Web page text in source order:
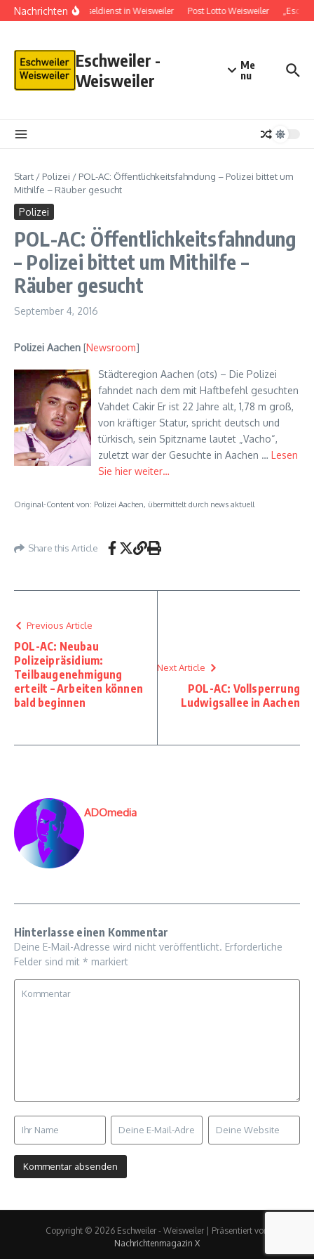
NachrichtenSchlüsseldienst in Weisweiler Post Lotto Weisweiler
Eschweiler -
Weisweiler
Me
nu
Start / Polizei / POL-AC: Öffentlichkeitsfahndung – Polizei bittet um
Mithilfe – Räuber gesucht
Polizei
POL-AC: Öffentlichkeitsfahndung
– Polizei bittet um Mithilfe –
Räuber gesucht
September 4, 2016
Polizei Aachen [Newsroom]
Städteregion Aachen (ots) – Die Polizei
fahndet nach dem mit Haftbefehl gesuchten
Vahdet Cakir Er ist 22 Jahre alt, 1,78 m groß,
von kräftiger Statur, spricht deutsch und
türkisch, sein Spitzname lautet „Vacho“,
zuletzt war der Gesuchte in Aachen … Lesen
Sie hier weiter…
Original-Content von: Polizei Aachen, übermittelt durch news aktuell
Share this Article
Previous Article
POL-AC: Neubau
Polizeipräsidium:
Teilbaugenehmigung
erteilt – Arbeiten können
bald beginnen
Next Article
POL-AC: Vollsperrung
Ludwigsallee in Aachen
ADOmedia
Hinterlasse einen Kommentar
Deine E-Mail-Adresse wird nicht veröffentlicht. Erforderliche
Felder sind mit * markiert
Copyright © 2026 Eschweiler - Weisweiler | Präsentiert von
Nachrichtenmagazin X